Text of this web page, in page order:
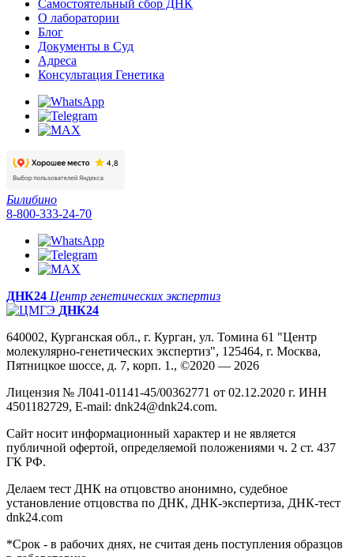
Самостоятельный сбор ДНК
О лаборатории
Блог
Документы в Суд
Адреса
Консультация Генетика
Билибино
8-800-333-24-70
ДНК24 Центр генетических экспертиз
ДНК24
640002, Курганская обл., г. Курган, ул. Томина 61 "Центр
молекулярно-генетических экспертиз", 125464, г. Москва,
Пятницкое шоссе, д. 7, корп. 1., ©2020 — 2026
Лицензия № Л041-01141-45/00362771 от 02.12.2020 г. ИНН
4501182729, E-mail: dnk24@dnk24.com.
Сайт носит информационный характер и не является
публичной офертой, определяемой положениями ч. 2 ст. 437
ГК РФ.
Делаем тест ДНК на отцовство анонимно, судебное
установление отцовства по ДНК, ДНК-экспертиза, ДНК-тест
dnk24.com
*Срок - в рабочих днях, не считая день поступления образцов